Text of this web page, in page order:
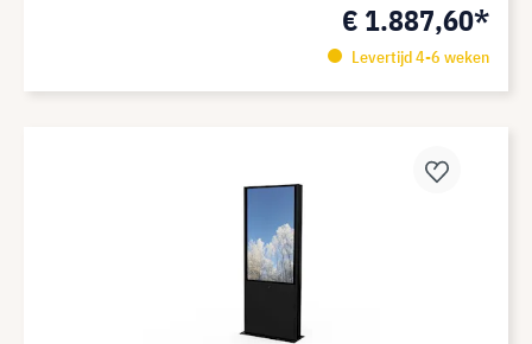
€ 1.887,60*
Levertijd 4-6 weken